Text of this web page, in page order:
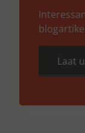
Laat